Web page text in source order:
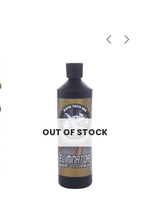
OUT OF STOCK